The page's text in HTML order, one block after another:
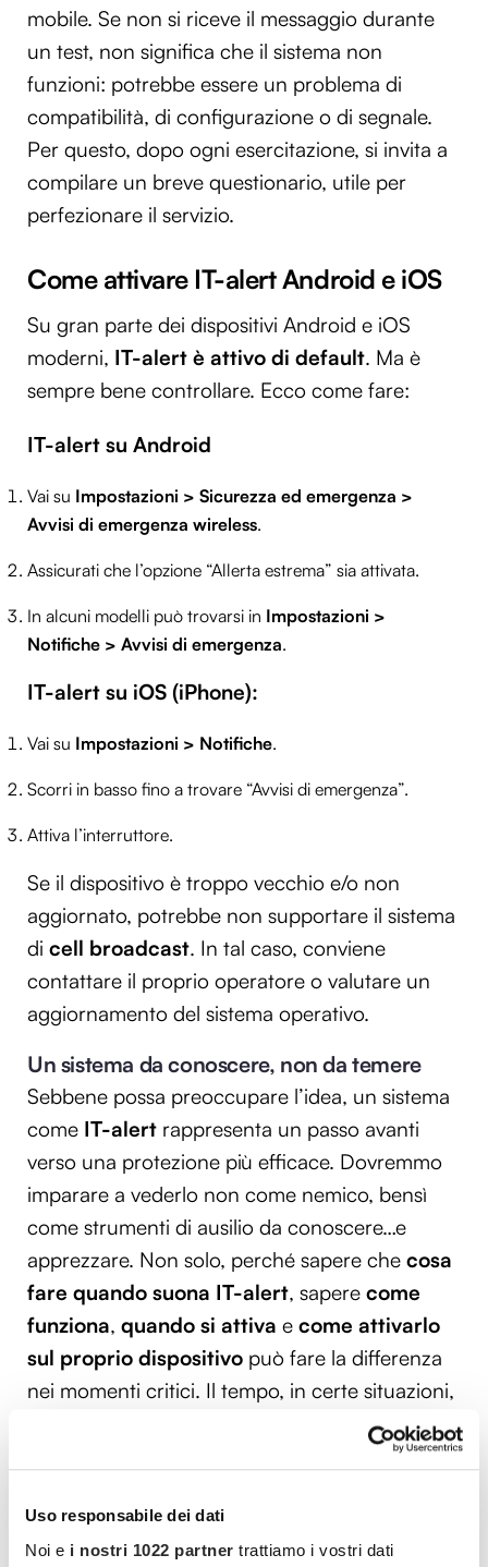
Uso responsabile dei dati
Noi e i nostri 1022 partner trattiamo i vostri dati
mobile. Se non si riceve il messaggio durante
un test, non significa che il sistema non
funzioni: potrebbe essere un problema di
compatibilità, di configurazione o di segnale.
Per questo, dopo ogni esercitazione, si invita a
compilare un breve questionario, utile per
perfezionare il servizio.
Come attivare IT-alert Android e iOS
Su gran parte dei dispositivi Android e iOS
moderni, IT-alert è attivo di default. Ma è
sempre bene controllare. Ecco come fare:
IT-alert su Android
Vai su Impostazioni > Sicurezza ed emergenza >
Avvisi di emergenza wireless.
Assicurati che l’opzione “Allerta estrema” sia attivata.
In alcuni modelli può trovarsi in Impostazioni >
Notifiche > Avvisi di emergenza.
IT-alert su iOS (iPhone):
Vai su Impostazioni > Notifiche.
Scorri in basso fino a trovare “Avvisi di emergenza”.
Attiva l’interruttore.
Se il dispositivo è troppo vecchio e/o non
aggiornato, potrebbe non supportare il sistema
di cell broadcast. In tal caso, conviene
contattare il proprio operatore o valutare un
aggiornamento del sistema operativo.
Un sistema da conoscere, non da temere
Sebbene possa preoccupare l’idea, un sistema
come IT-alert rappresenta un passo avanti
verso una protezione più efficace. Dovremmo
imparare a vederlo non come nemico, bensì
come strumenti di ausilio da conoscere…e
apprezzare. Non solo, perché sapere che cosa
fare quando suona IT-alert, sapere come
funziona, quando si attiva e come attivarlo
sul proprio dispositivo può fare la differenza
nei momenti critici. Il tempo, in certe situazioni,
Quindi niente panico al sentire quel suono
potente: è il segnale che qualcuno ci sta
avvisando e, anche se con un po’ di rumore, sta